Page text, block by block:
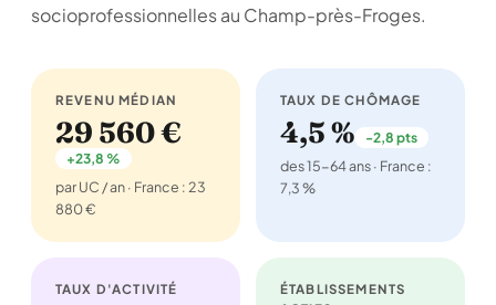
socioprofessionnelles au Champ-près-Froges.
REVENU MÉDIAN
29 560 €
+23,8 %
par UC / an · France : 23
880 €
TAUX DE CHÔMAGE
4,5 % -2,8 pts
des 15-64 ans · France :
7,3 %
TAUX D'ACTIVITÉ
ÉTABLISSEMENTS